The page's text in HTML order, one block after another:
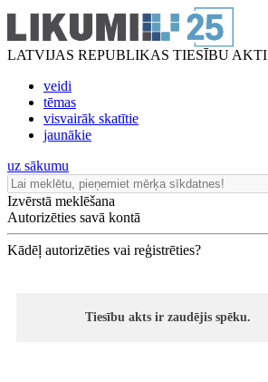
LATVIJAS REPUBLIKAS TIESĪBU AKTI
veidi
tēmas
visvairāk skatītie
jaunākie
uz sākumu
Izvērstā meklēšana
Autorizēties savā kontā
Kādēļ autorizēties vai reģistrēties?
Tiesību akts ir zaudējis spēku.